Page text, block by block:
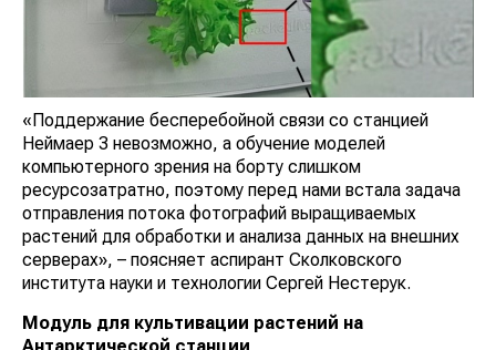
«Поддержание бесперебойной связи со станцией
Неймаер 3 невозможно, а обучение моделей
компьютерного зрения на борту слишком
ресурсозатратно, поэтому перед нами встала задача
отправления потока фотографий выращиваемых
растений для обработки и анализа данных на внешних
серверах», – поясняет аспирант Сколковского
института науки и технологии Сергей Нестерук.
Модуль для культивации растений на